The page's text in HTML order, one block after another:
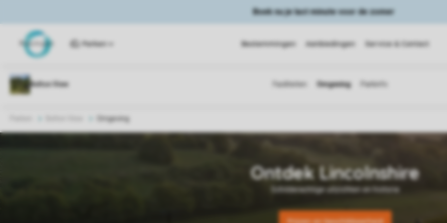
Boek nu je last minute voor de zomer
Parken Bestemmingen Aanbiedingen Service & Contact
Omgeving